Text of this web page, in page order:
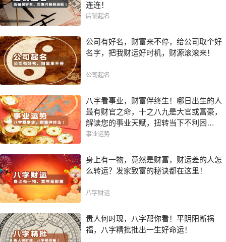
连连！
店铺起名
公司有好名，财富来不停，给公司取个好
名字，把我财运好时机，财源滚滚来！
公司起名
八字看事业，财富伴终生！哪日出生的人
最有财官之命，十之八九是大官或富豪，
解读您的事业天赋，扭转当下不利困
局！！
事业运势
身上有一物，竟然是财富，财运差的人怎
么转运？发家致富的秘诀都在这里！
八字财运
贵人何时现，八字帮你看！平阴阳断祸
福，八字精批批出一生好命运！